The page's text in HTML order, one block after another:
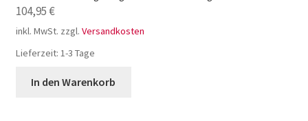
104,95€
inkl. MwSt. zzgl. Versandkosten
Lieferzeit: 1-3 Tage
In den Warenkorb